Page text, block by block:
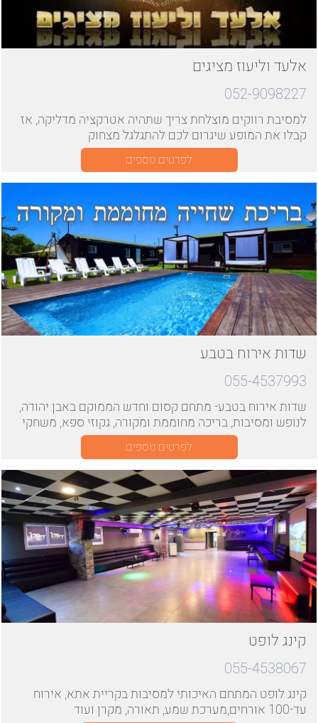
אלעד וליעוז מציגים
052-9098227
למסיבת רווקים מוצלחת צריך שתהיה אטרקציה מדליקה, אז
קבלו את המופע שיגרום לכם להתגלגל מצחוק
לפרטים נוספים
שדות אירוח בטבע
055-4537993
שדות אירוח בטבע- מתחם קסום וחדש הממוקם באבן יהודה,
לנופש ומסיבות, בריכה מחוממת ומקורה, גקוזי ספא, משחקי
לפרטים נוספים
קינג לופט
055-4538067
קינג לופט המתחם האיכותי למסיבות בקריית אתא, אירוח
עד-100 אורחים,מערכת שמע, תאורה, מקרן ועוד